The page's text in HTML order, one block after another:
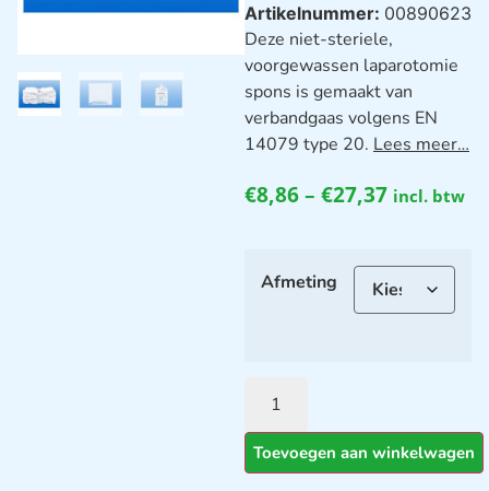
Artikelnummer: 00890623
Deze niet-steriele,
voorgewassen laparotomie
spons is gemaakt van
verbandgaas volgens EN
14079 type 20. Lees meer…
€8,86– €27,37 incl. btw
Afmeting
Toevoegen aan winkelwagen